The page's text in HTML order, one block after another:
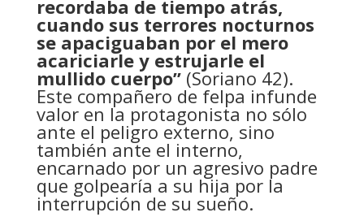
recordaba de tiempo atrás,
cuando sus terrores nocturnos
se apaciguaban por el mero
acariciarle y estrujarle el
mullido cuerpo”(Soriano 42).
Este compañero de felpa infunde
valor en la protagonista no sólo
ante el peligro externo, sino
también ante el interno,
encarnado por un agresivo padre
que golpearía a su hija por la
interrupción de su sueño.